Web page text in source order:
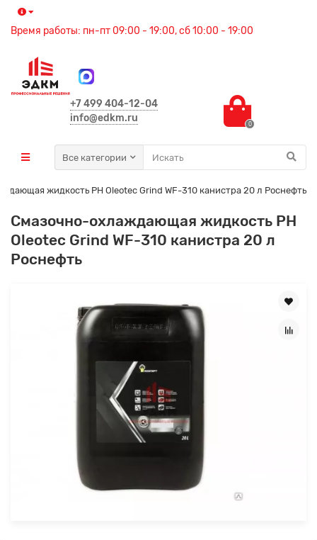
Время работы: пн-пт 09:00 - 19:00, сб 10:00 - 19:00
+7 499 404-12-04
info@edkm.ru
0
Все категории
жидкость РН Oleotec Grind WF-310 канистра 20 л Роснефть
Смазочно-охлаждающая жидкость РН
Oleotec Grind WF-310 канистра 20 л
Роснефть